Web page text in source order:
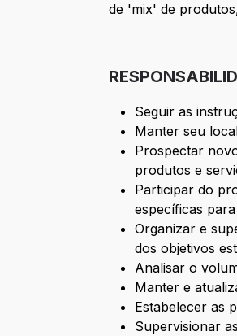
de 'mix' de
Seguir as
Manter seu
Prospectar
produtos e
Participar do
específicas
Organizar e
dos objetivos
Analisar o
Manter e
Estabelecer as
Supervisionar